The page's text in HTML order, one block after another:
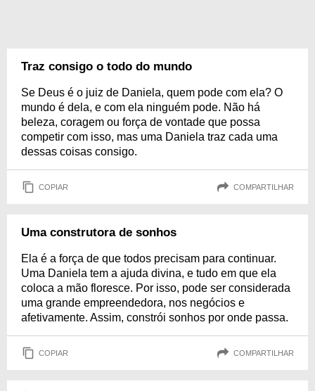
Traz consigo o todo do mundo
Se Deus é o juiz de Daniela, quem pode com ela? O
mundo é dela, e com ela ninguém pode. Não há
beleza, coragem ou força de vontade que possa
competir com isso, mas uma Daniela traz cada uma
dessas coisas consigo.
COPIAR COMPARTILHAR
Uma construtora de sonhos
Ela é a força de que todos precisam para continuar.
Uma Daniela tem a ajuda divina, e tudo em que ela
coloca a mão floresce. Por isso, pode ser considerada
uma grande empreendedora, nos negócios e
afetivamente. Assim, constrói sonhos por onde passa.
COPIAR COMPARTILHAR